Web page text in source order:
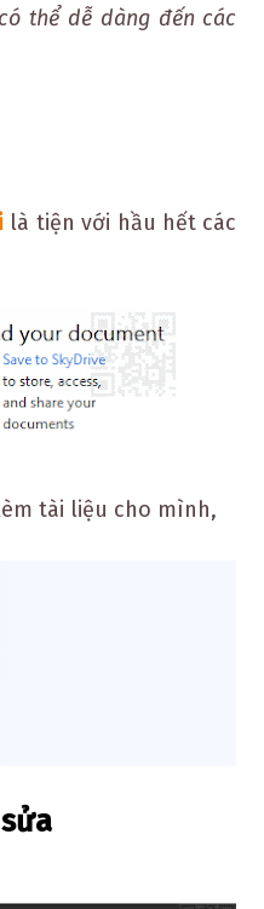
thể dễ dàng đến các
là tiện với hầu hết các
tài liệu cho mình,